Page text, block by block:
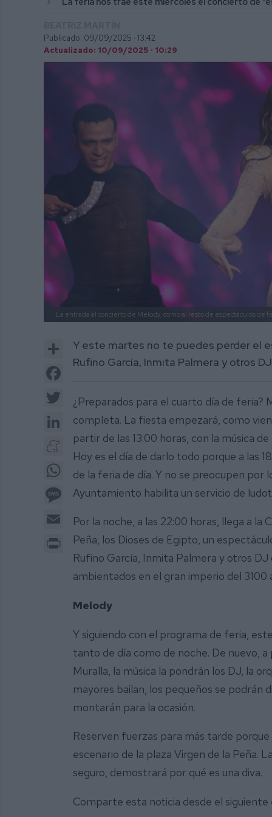
Publicado: 09/09/2025 · 13:42
Actualizado: 10/09/2025 · 10:29
La entrada al concierto de Melody, como al resto de espectáculos de
Share
Facebook
LinkedIn
Meneame
WhatsApp
Message
Print
Y este martes no te puedes perder el
Rufino García, Inmita Palmera y otros DJ
¿Preparados para el cuarto día de feria?
completa. La fiesta empezará, como
partir de las 13:00 horas, con la música
Hoy es el día de darlo todo porque a las
de la feria de día. Y no se preocupen por
Ayuntamiento habilita un servicio de
Por la noche, a las 22:00 horas, llega a la
Peña, los Dioses de Egipto, un
Rufino García, Inmita Palmera y otros
ambientados en el gran imperio del 3100
Melody
Y siguiendo con el programa de feria,
tanto de día como de noche. De nuevo,
Muralla, la música la pondrán los DJ, la
mayores bailan, los pequeños se podrán
montarán para la ocasión.
Reserven fuerzas para más tarde
escenario de la plaza Virgen de la Peña.
seguro, demostrará por qué es una diva.
Comparte esta noticia desde el siguiente